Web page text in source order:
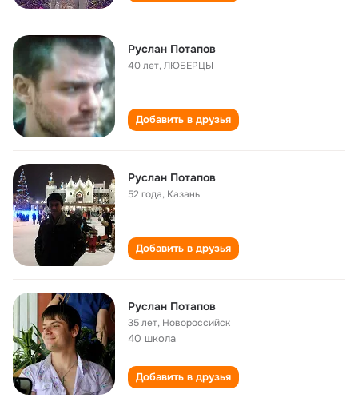
Руслан Потапов
40 лет,ЛЮБЕРЦЫ
Добавить в друзья
Руслан Потапов
52 года, Казань
Добавить в друзья
Руслан Потапов
35 лет, Новороссийск
40 школа
Добавить в друзья